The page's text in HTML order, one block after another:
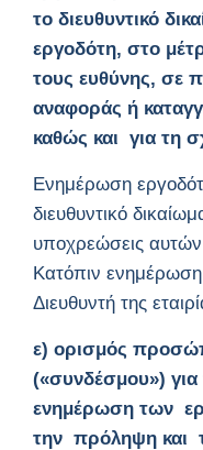
το διευθυντικό
εργοδότη, στο
τους ευθύνης, σε
αναφοράς ή
καθώς και για τη
Ενημέρωση
διευθυντικό
υποχρεώσεις
Κατόπιν
Διευθυντή της
ε) ορισμός
(«συνδέσμου»)
ενημέρωση των
την πρόληψη και